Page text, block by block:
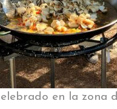
en la zona